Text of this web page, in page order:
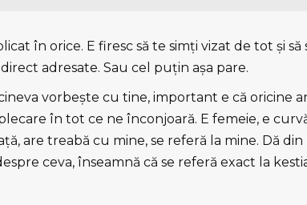
în orice. E firesc să te simţi vizat de tot şi
adresate. Sau cel puţin aşa pare.
vorbeşte cu tine, important e că oricine
în tot ce ne înconjoară. E femeie, e
are treabă cu mine, se referă la mine. Dă
ceva, înseamnă că se referă exact la